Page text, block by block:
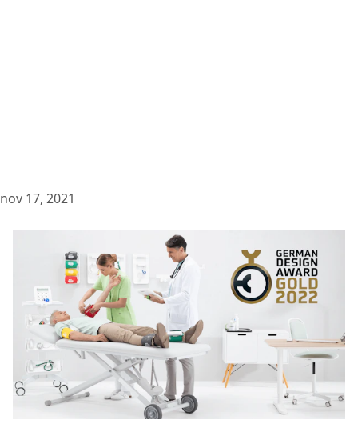
nov 17, 2021